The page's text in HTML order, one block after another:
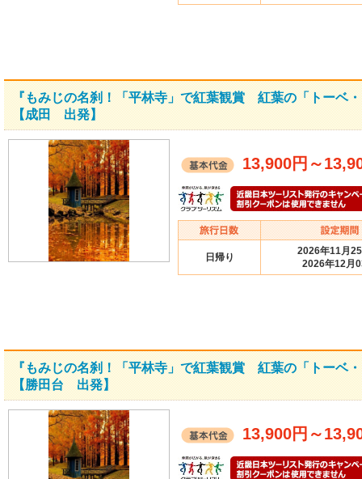
『もみじの名刹！「平林寺」で紅葉観賞 紅葉の「トーベ
【成田 出発】
13,900円 ～
日帰り
2026年11月
2026年12月
『もみじの名刹！「平林寺」で紅葉観賞 紅葉の「トーベ
【勝田台 出発】
13,900円 ～